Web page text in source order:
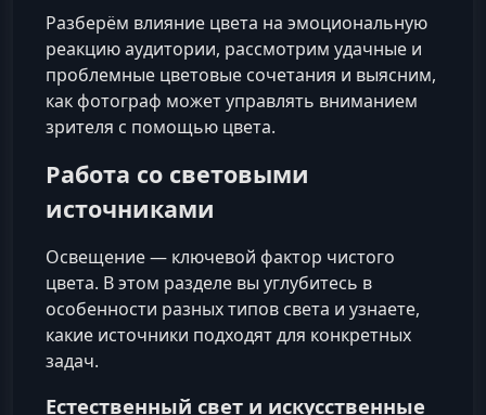
Разберём влияние цвета на эмоциональную
реакцию аудитории, рассмотрим удачные и
проблемные цветовые сочетания и выясним,
как фотограф может управлять вниманием
зрителя с помощью цвета.
Работа со световыми
источниками
Освещение — ключевой фактор чистого
цвета. В этом разделе вы углубитесь в
особенности разных типов света и узнаете,
какие источники подходят для конкретных
задач.
Естественный свет и искусственные